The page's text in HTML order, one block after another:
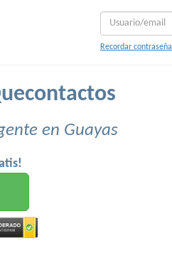
Recordar contraseña
en Guayas